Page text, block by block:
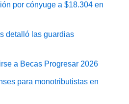
por cónyuge a $18.304 en
detalló las guardias
a Becas Progresar 2026
para monotributistas en